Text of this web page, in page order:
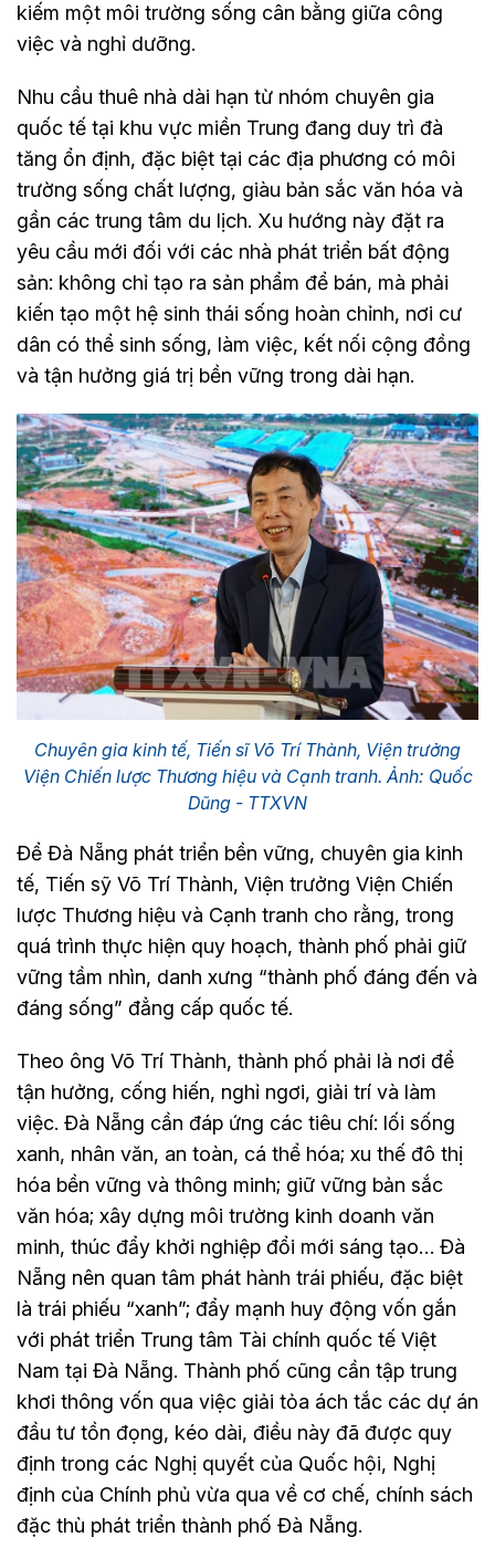
kiếm một môi trường sống cân bằng giữa công
việc và nghỉ dưỡng.
Nhu cầu thuê nhà dài hạn từ nhóm chuyên gia
quốc tế tại khu vực miền Trung đang duy trì đà
tăng ổn định, đặc biệt tại các địa phương có môi
trường sống chất lượng, giàu bản sắc văn hóa và
gần các trung tâm du lịch. Xu hướng này đặt ra
yêu cầu mới đối với các nhà phát triển bất động
sản: không chỉ tạo ra sản phẩm để bán, mà phải
kiến tạo một hệ sinh thái sống hoàn chỉnh, nơi cư
dân có thể sinh sống, làm việc, kết nối cộng đồng
và tận hưởng giá trị bền vững trong dài hạn.
Chuyên gia kinh tế, Tiến sĩ Võ Trí Thành, Viện trưởng
Viện Chiến lược Thương hiệu và Cạnh tranh. Ảnh: Quốc
Dũng - TTXVN
Để Đà Nẵng phát triển bền vững, chuyên gia kinh
tế, Tiến sỹ Võ Trí Thành, Viện trưởng Viện Chiến
lược Thương hiệu và Cạnh tranh cho rằng, trong
quá trình thực hiện quy hoạch, thành phố phải giữ
vững tầm nhìn, danh xưng “thành phố đáng đến và
đáng sống” đẳng cấp quốc tế.
Theo ông Võ Trí Thành, thành phố phải là nơi để
tận hưởng, cống hiến, nghỉ ngơi, giải trí và làm
việc. Đà Nẵng cần đáp ứng các tiêu chí: lối sống
xanh, nhân văn, an toàn, cá thể hóa; xu thế đô thị
hóa bền vững và thông minh; giữ vững bản sắc
văn hóa; xây dựng môi trường kinh doanh văn
minh, thúc đẩy khởi nghiệp đổi mới sáng tạo… Đà
Nẵng nên quan tâm phát hành trái phiếu, đặc biệt
là trái phiếu “xanh”; đẩy mạnh huy động vốn gắn
với phát triển Trung tâm Tài chính quốc tế Việt
Nam tại Đà Nẵng. Thành phố cũng cần tập trung
khơi thông vốn qua việc giải tỏa ách tắc các dự án
đầu tư tồn đọng, kéo dài, điều này đã được quy
định trong các Nghị quyết của Quốc hội, Nghị
định của Chính phủ vừa qua về cơ chế, chính sách
đặc thù phát triển thành phố Đà Nẵng.